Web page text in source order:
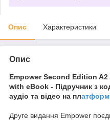
Опис Характеристики
Опис
Empower Second Edition
with eBook - Підручник з
аудіо та відео на пл
Друге видання Empower